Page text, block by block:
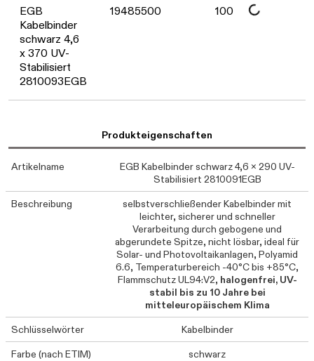
EGB
Kabelbinder
schwarz 4,6
x 370 UV-
Stabilisiert
2810093EGB
19485500 100Daten werden geladen. Bitte warten...
Produkteigenschaften
Artikelname
EGB Kabelbinder schwarz 4,6 x 290 UV-
Stabilisiert 2810091EGB
Beschreibung
selbstverschließender Kabelbinder mit
leichter, sicherer und schneller
Verarbeitung durch gebogene und
abgerundete Spitze, nicht lösbar, ideal für
Solar- und Photovoltaikanlagen, Polyamid
6.6, Temperaturbereich -40°C bis +85°C,
Flammschutz UL94:V2, halogenfrei, UV-
stabil bis zu 10 Jahre bei
mitteleuropäischem Klima
Schlüsselwörter
Kabelbinder
Farbe (nach ETIM)
schwarz